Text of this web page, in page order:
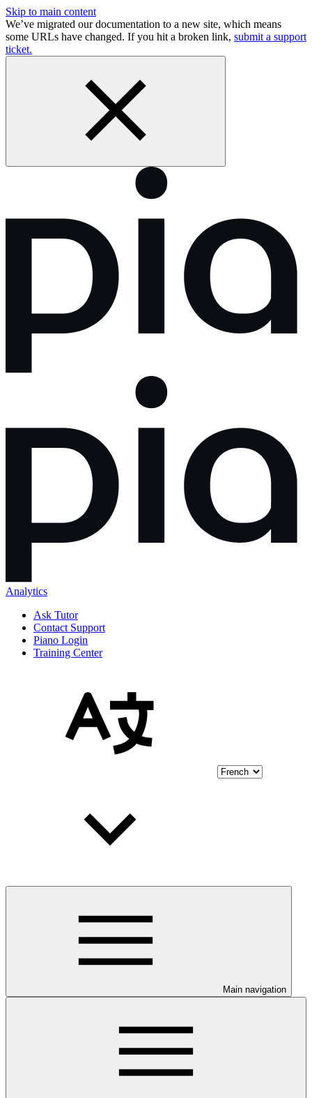
Skip to main content
We’ve migrated our documentation to a new site, which means
some URLs have changed. If you hit a broken link, submit a support
ticket.
Analytics
Ask Tutor
Contact Support
Piano Login
Training Center
Main navigation